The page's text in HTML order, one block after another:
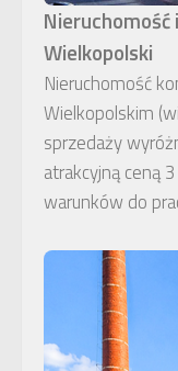
Wielkopolski
Nieruchomość
Wielkopolskim
sprzedaży
atrakcyjną ceną
warunków do